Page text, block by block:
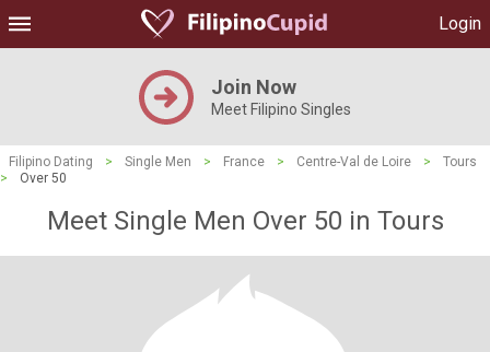
Login
Join Now
Meet Filipino Singles
Filipino Dating > Single Men > France > Centre-Val de Loire >
Tours
>
Over 50
Meet Single Men Over 50 in Tours